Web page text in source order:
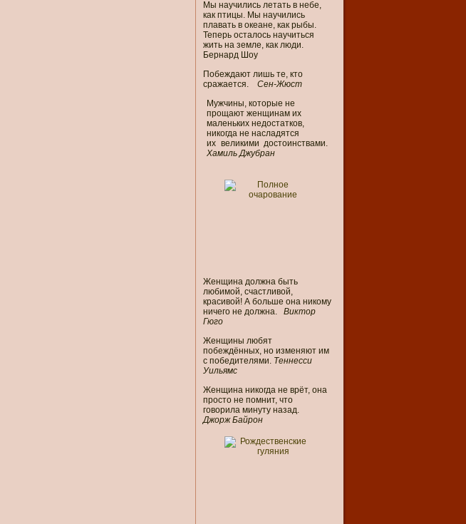
Мы научились летать в небе,
как птицы. Мы научились
плавать в океане, как рыбы.
Теперь осталось научиться
жить на земле, как люди.
Бернард Шоу
Побеждают лишь те, кто
сражается.
Сен-Жюст
Мужчины, которые не
прощают женщинам их
маленьких недостатков,
никогда не насладятся
их великими достоинствами.
Хамиль Джубран
Женщина должна быть
любимой, счастливой,
красивой! А больше она никому
ничего не должна.
Виктор
Гюго
Женщины любят
побеждённых, но изменяют им
с победителями. Теннесси
Уильямс
Женщина никогда не врёт, она
просто не помнит, что
говорила минуту назад.
Джорж Байрон